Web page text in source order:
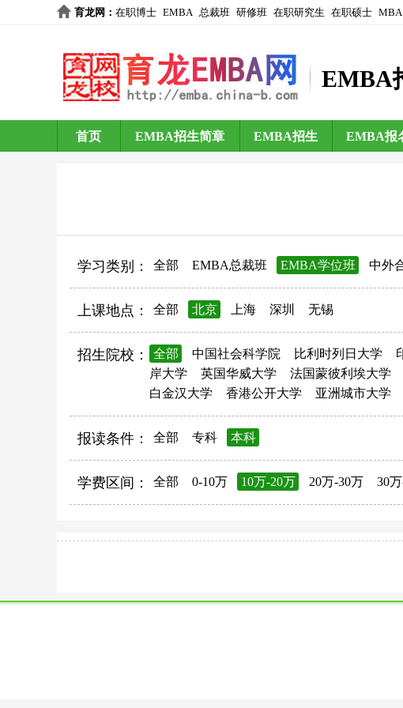
育龙网 ： 在职博士 EMBA 总裁班 研修班 在职研究生 在职硕士 MBA
EMBA
首页 EMBA招生简章 EMBA招生 EMBA报
学习类别： 全部 EMBA总裁班 EMBA学位班 中外
上课地点： 全部 北京 上海 深圳 无锡
招生院校： 全部 中国社会科学院 比利时列日大学
岸大学
英国华威大学 法国蒙彼利埃大学
白金汉大学
香港公开大学 亚洲城市大学
报读条件： 全部 专科 本科
学费区间： 全部 0-10万 10万-20万 20万-30万 30